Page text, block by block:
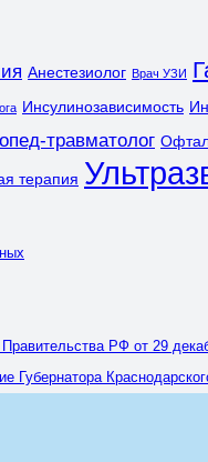
Анестезиолог Врач УЗИ
Инсулинозависимость
травматолог
терапия
РФ от 29
Губернатора